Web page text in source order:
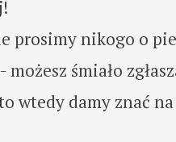
prosimy nikogo o
śmiało
wtedy damy znać